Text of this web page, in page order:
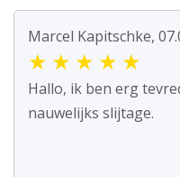
Marcel Kapitschke,
★ ★ ★ ★ ★
Hallo, ik ben erg
nauwelijks slijtage.